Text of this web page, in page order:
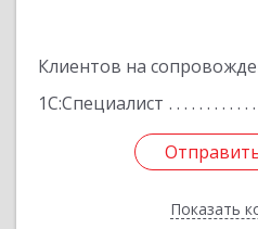
Клиентов на
1С:Специалист
Показать